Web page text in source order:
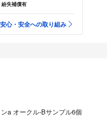
紛失補償有
心・安全への取り組み
a オークル-Bサンプル6個